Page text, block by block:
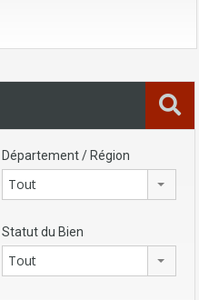
Département / Région
Tout
Statut du Bien
Tout